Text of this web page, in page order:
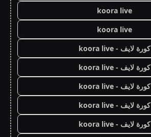
koora live
koora live
كورة لايف - koora live
كورة لايف - koora live
كورة لايف - koora live
كورة لايف - koora live
كورة لايف - koora live